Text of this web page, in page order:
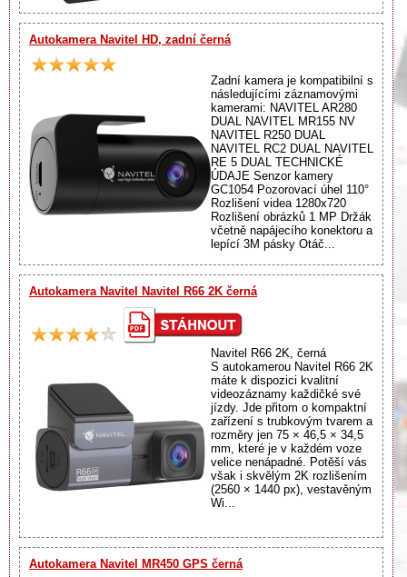
Autokamera Navitel HD, zadní černá
Zadní kamera je kompatibilní s
následujícími záznamovými
kamerami: NAVITEL AR280
DUAL NAVITEL MR155 NV
NAVITEL R250 DUAL
NAVITEL RC2 DUAL NAVITEL
RE 5 DUAL TECHNICKÉ
ÚDAJE Senzor kamery
GC1054 Pozorovací úhel 110°
Rozlišení videa 1280х720
Rozlišení obrázků 1 MP Držák
včetně napájecího konektoru a
lepící 3M pásky Otáč...
Autokamera Navitel Navitel R66 2K černá
Navitel R66 2K, černá
S autokamerou Navitel R66 2K
máte k dispozici kvalitní
videozáznamy každičké své
jízdy. Jde přitom o kompaktní
zařízení s trubkovým tvarem a
rozměry jen 75 × 46,5 × 34,5
mm, které je v každém voze
velice nenápadné. Potěší vás
však i skvělým 2K rozlišením
(2560 × 1440 px), vestavěným
Wi...
Autokamera Navitel MR450 GPS černá